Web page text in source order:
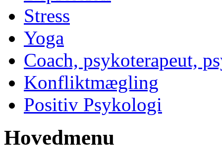
Stress
Yoga
Coach, psykoterapeut,
Konfliktmægling
Positiv Psykologi
Hovedmenu